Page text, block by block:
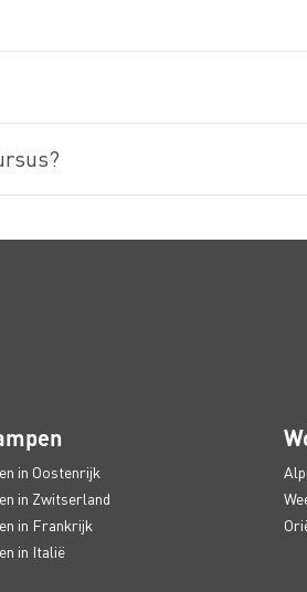
in Oostenrijk
in Zwitserland
in Frankrijk
in Italië